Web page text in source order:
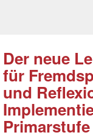
Der neue
für
und